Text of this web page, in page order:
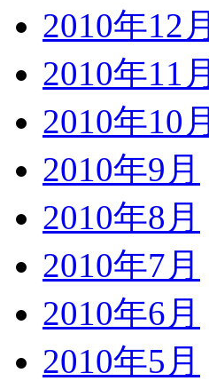
2010年12月
2010年11月
2010年10月
2010年9月
2010年8月
2010年7月
2010年6月
2010年5月